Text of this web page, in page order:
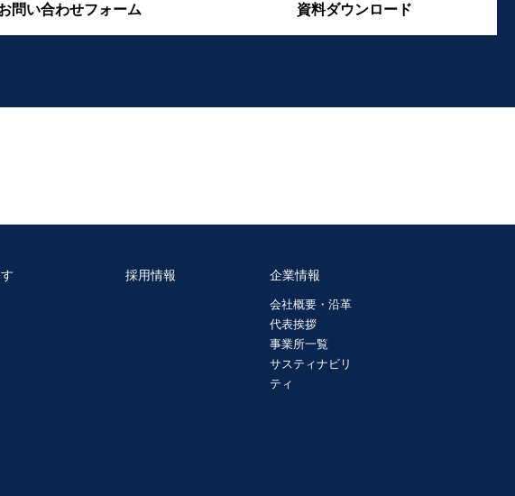
問い合わせフォーム 資料ダウンロード
採用情報 企業情報
会社概要・沿革
代表挨拶
事業所一覧
サスティナビリ
ティ